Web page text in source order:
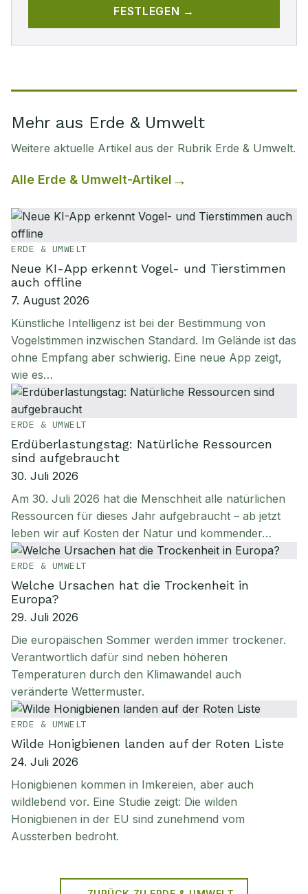
FESTLEGEN →
Mehr aus Erde & Umwelt
Weitere aktuelle Artikel aus der Rubrik Erde & Umwelt.
Alle Erde & Umwelt-Artikel
ERDE & UMWELT
Neue KI-App erkennt Vogel- und Tierstimmen
auch offline
7. August 2026
Künstliche Intelligenz ist bei der Bestimmung von
Vogelstimmen inzwischen Standard. Im Gelände ist das
ohne Empfang aber schwierig. Eine neue App zeigt,
wie es…
ERDE & UMWELT
Erdüberlastungstag: Natürliche Ressourcen
sind aufgebraucht
30. Juli 2026
Am 30. Juli 2026 hat die Menschheit alle natürlichen
Ressourcen für dieses Jahr aufgebraucht – ab jetzt
leben wir auf Kosten der Natur und kommender…
ERDE & UMWELT
Welche Ursachen hat die Trockenheit in
Europa?
29. Juli 2026
Die europäischen Sommer werden immer trockener.
Verantwortlich dafür sind neben höheren
Temperaturen durch den Klimawandel auch
veränderte Wettermuster.
ERDE & UMWELT
Wilde Honigbienen landen auf der Roten Liste
24. Juli 2026
Honigbienen kommen in Imkereien, aber auch
wildlebend vor. Eine Studie zeigt: Die wilden
Honigbienen in der EU sind zunehmend vom
Aussterben bedroht.